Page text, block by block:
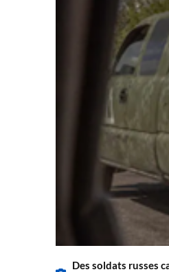
Des soldats russes